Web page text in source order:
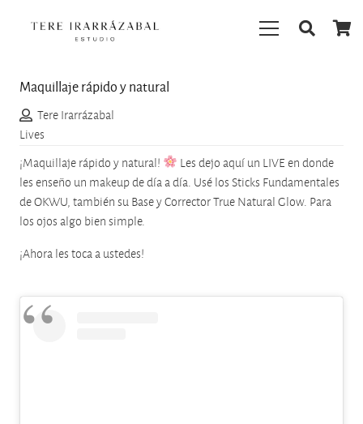
Maquillaje rápido y natural
Tere Irarrázabal
Lives
¡Maquillaje rápido y natural!
Les dejo aquí un LIVE en donde
les enseño un makeup de día a día. Usé los Sticks Fundamentales
de OKWU, también su Base y Corrector True Natural Glow. Para
los ojos algo bien simple.
¡Ahora les toca a ustedes!